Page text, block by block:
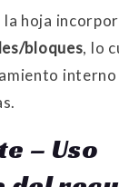
hoja
bloques, lo
interno
– Uso